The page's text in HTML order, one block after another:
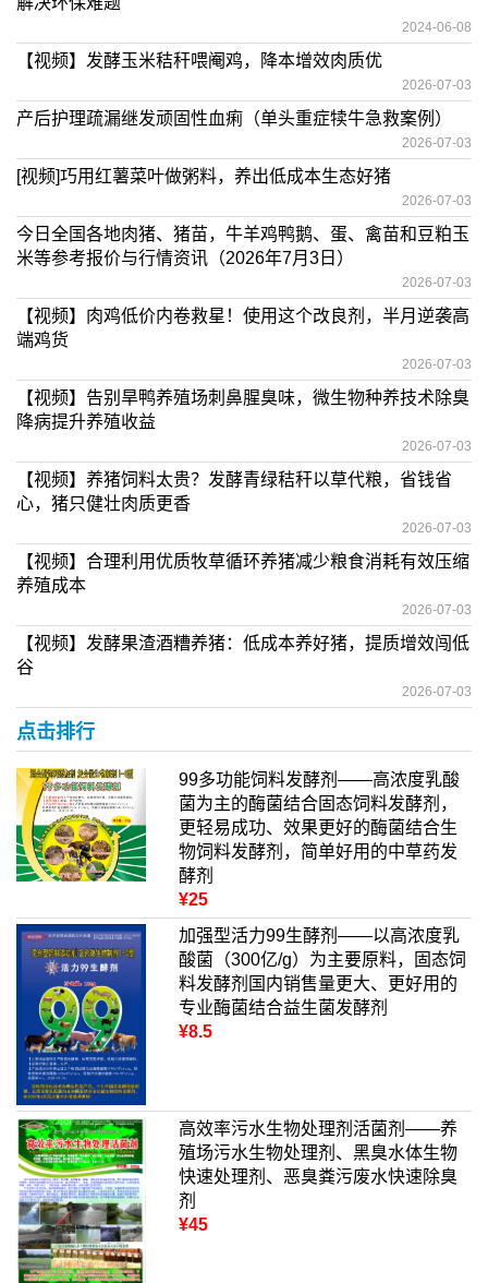
2024-06-08
【视频】发酵玉米秸秆喂阉鸡，降本增效肉质优
2026-07-03
产后护理疏漏继发顽固性血痢（单头重症犊牛急救案例）
2026-07-03
[视频]巧用红薯菜叶做粥料，养出低成本生态好猪
2026-07-03
今日全国各地肉猪、猪苗，牛羊鸡鸭鹅、蛋、禽苗和豆粕玉
米等参考报价与行情资讯（2026年7月3日）
2026-07-03
【视频】肉鸡低价内卷救星！使用这个改良剂，半月逆袭高
端鸡货
2026-07-03
【视频】告别旱鸭养殖场刺鼻腥臭味，微生物种养技术除臭
降病提升养殖收益
2026-07-03
【视频】养猪饲料太贵？发酵青绿秸秆以草代粮，省钱省
心，猪只健壮肉质更香
2026-07-03
【视频】合理利用优质牧草循环养猪减少粮食消耗有效压缩
养殖成本
2026-07-03
【视频】发酵果渣酒糟养猪：低成本养好猪，提质增效闯低
谷
2026-07-03
点击排行
99多功能饲料发酵剂——高浓度乳酸
菌为主的酶菌结合固态饲料发酵剂，
更轻易成功、效果更好的酶菌结合生
物饲料发酵剂，简单好用的中草药发
酵剂
¥25
加强型活力99生酵剂——以高浓度乳
酸菌（300亿/g）为主要原料，固态饲
料发酵剂国内销售量更大、更好用的
专业酶菌结合益生菌发酵剂
¥8.5
高效率污水生物处理剂活菌剂——养
殖场污水生物处理剂、黑臭水体生物
快速处理剂、恶臭粪污废水快速除臭
剂
¥45